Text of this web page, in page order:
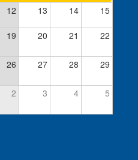
12 13 14 15
19 20 21 22
26 27 28 29
2 3 4 5